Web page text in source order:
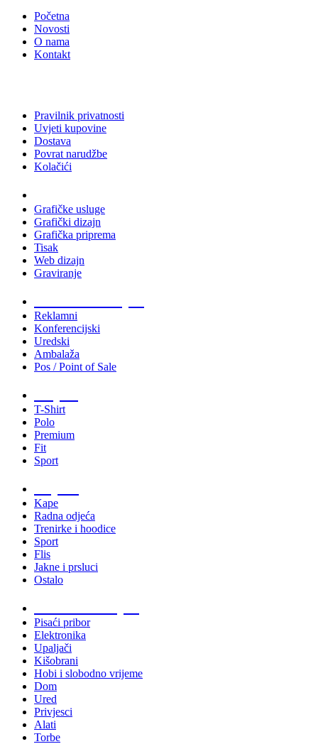
Početna
Novosti
O nama
Kontakt
Pravilnik privatnosti
Uvjeti kupovine
Dostava
Povrat narudžbe
Kolačići
Grafičke usluge
Grafički dizajn
Grafička priprema
Tisak
Web dizajn
Graviranje
Reklamni
Konferencijski
Uredski
Ambalaža
Pos / Point of Sale
T-Shirt
Polo
Premium
Fit
Sport
Kape
Radna odjeća
Trenirke i hoodice
Sport
Flis
Jakne i prsluci
Ostalo
Pisaći pribor
Elektronika
Upaljači
Kišobrani
Hobi i slobodno vrijeme
Dom
Ured
Privjesci
Alati
Torbe